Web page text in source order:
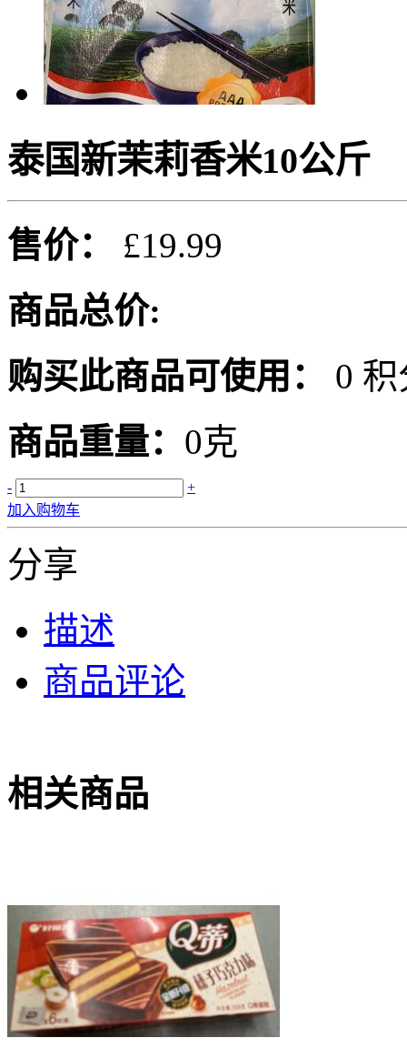
泰国新茉莉香米10公斤
售价：
£19.99
商品总价:
购买此商品可使用： 0 积
商品重量： 0克
-
+
加入购物车
分享
描述
商品评论
相关商品